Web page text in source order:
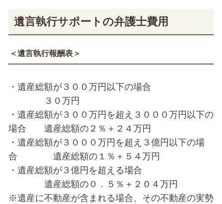
遺言執行サポートの弁護士費用
＜遺言執行報酬表＞
・遺産総額が３００万円以下の場合
３０万円
・遺産総額が３００万円を超え３０００万円以下の
場合 遺産総額の２％＋２４万円
・遺産総額が３０００万円を超え３億円以下の場
合 遺産総額の１％＋５４万円
・遺産総額が３億円を超える場合
遺産総額の０．５％＋２０４万円
※遺産に不動産が含まれる場合、その不動産の実勢